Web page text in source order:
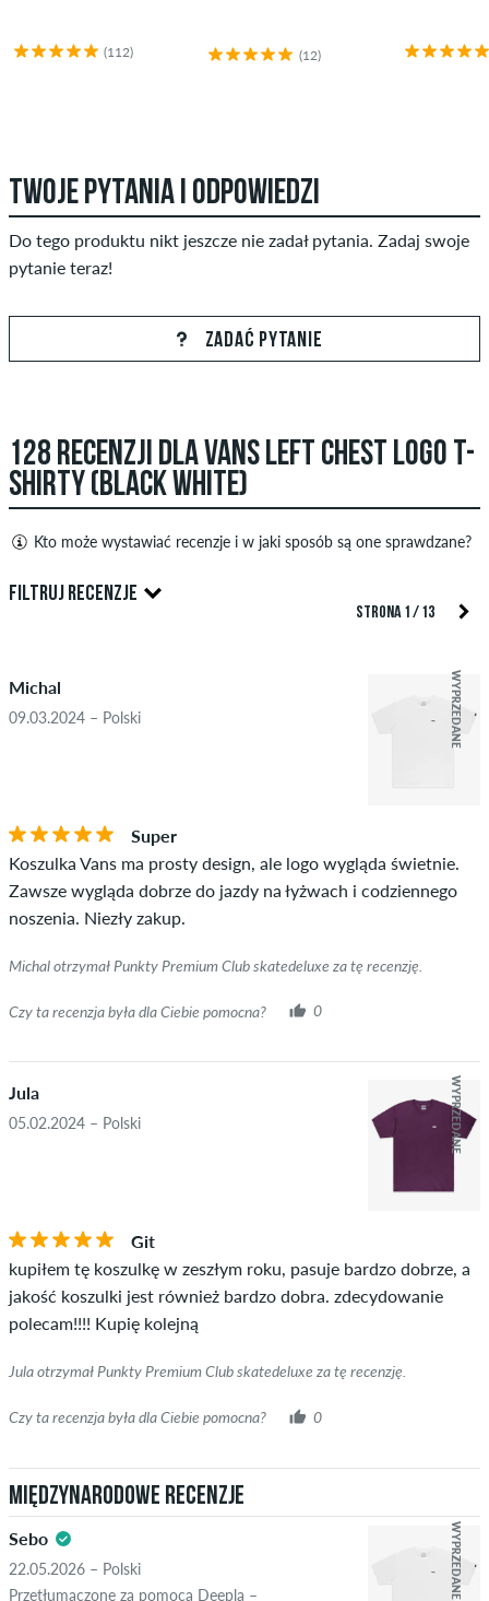
(112) (12)
TWOJE PYTANIA I ODPOWIEDZI
Do tego produktu nikt jeszcze nie zadał pytania. Zadaj swoje
pytanie teraz!
ZADAĆ PYTANIE
128 RECENZJI DLA VANS LEFT CHEST LOGO T-
SHIRTY (BLACK WHITE)
Kto może wystawiać recenzje i w jaki sposób są one sprawdzane?
tworzyć zweryfikowane recenzje. Zostaną one opublikowane
treścią oraz takie, które naruszają obowiązujące prawo lub
prawa autorskie, jak również zawierające spam i reklamy nie
dany przedmiot, można to poznać po zielonym znaczniku
obok nicku z napisem "zweryfikowany zakup". W przypadku
tych osób zakup został zweryfikowany na podstawie ich
realnych zamówień. W przypadku recenzji bez zielonego
znacznika nie możemy zagwarantować, że dana osoba
FILTRUJ RECENZJE
5.0
STRONA 1 / 13
Michal
09.03.2024 – Polski WYPRZEDANE
Super
Koszulka Vans ma prosty design, ale logo wygląda świetnie.
Zawsze wygląda dobrze do jazdy na łyżwach i codziennego
noszenia. Niezły zakup.
Michal otrzymał Punkty Premium Club skatedeluxe za tę recenzję.
Czy ta recenzja była dla Ciebie pomocna? 0
Jula
05.02.2024 – Polski WYPRZEDANE
Git
kupiłem tę koszulkę w zeszłym roku, pasuje bardzo dobrze, a
jakość koszulki jest również bardzo dobra. zdecydowanie
polecam!!!! Kupię kolejną
Jula otrzymał Punkty Premium Club skatedeluxe za tę recenzję.
Czy ta recenzja była dla Ciebie pomocna? 0
Międzynarodowe recenzje
Sebo
22.05.2026 – Polski
Przetłumaczone za pomocą Deepla –
WYPRZEDANE